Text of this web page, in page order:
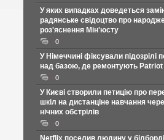
У яких випадках доведеться
радянське свідоцтво про
роз'яснення Мін'юсту
0
У Німеччині фіксували підозрілі
над базою, де ремонтують Patriot
0
У Києві створили петицію про
шкіл на дистанціне навчання
нічних обстрілів
0
Netflix поселив людину у